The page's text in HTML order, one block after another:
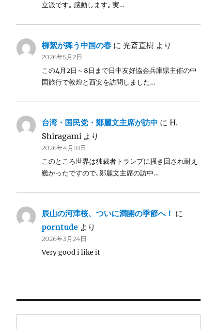
立派です｡ 感動します｡ 実…
柳絮が舞う中国の春 に光斎直樹 より
2026年5月2日
この4月2日～8日まで日中友好協会兵庫県主催の中
国旅行で敦煌と西安を訪問しました…
台湾・国民党・鄭麗文主席が訪中 にH.
Shiragami より
2026年4月18日
このところ世界は独裁者トランプに掻き回され耐え
難かったですので､鄭麗文主席の訪中…
辰山の河津桜、ついに満開の季節へ！ に
porntude より
2026年3月24日
Very good i like it